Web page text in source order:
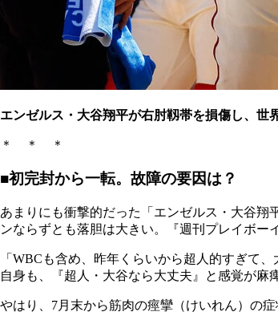
エンゼルス・大谷翔平が右肘靱帯を損傷し、世
＊ ＊ ＊
■初完封から一転。故障の要因は？
あまりにも衝撃的だった「エンゼルス・大谷翔
ンならずとも落胆は大きい。『週刊プレイボー
「WBCも含め、昨年くらいから超人的すぎて
自身も、『超人・大谷なら大丈夫』と感覚が麻
やはり、7月末から筋肉の痙攣（けいれん）の